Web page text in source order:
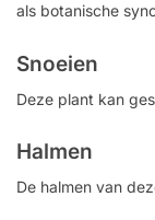
als botanische
Snoeien
Deze plant kan
Halmen
De halmen van